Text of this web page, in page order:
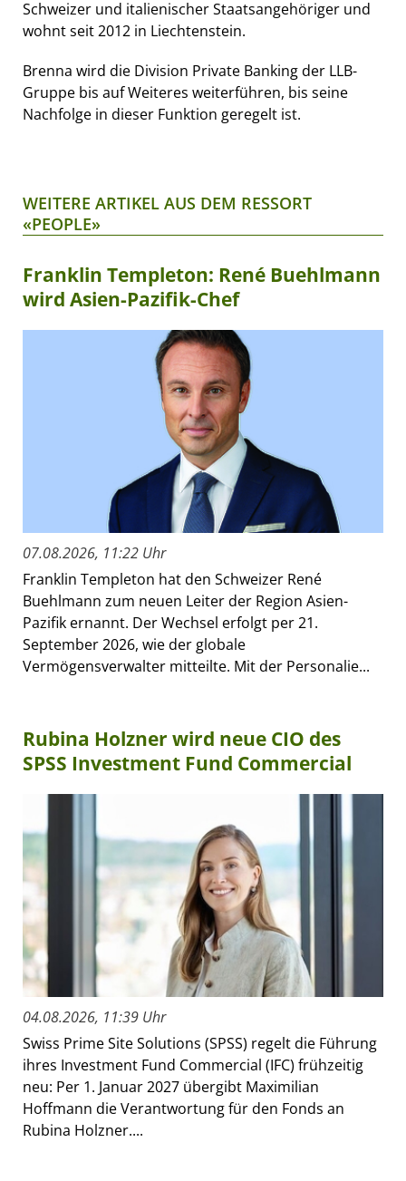
Schweizer und italienischer Staatsangehöriger und
wohnt seit 2012 in Liechtenstein.
Brenna wird die Division Private Banking der LLB-
Gruppe bis auf Weiteres weiterführen, bis seine
Nachfolge in dieser Funktion geregelt ist.
WEITERE ARTIKEL AUS DEM RESSORT
«PEOPLE»
Franklin Templeton: René Buehlmann
wird Asien-Pazifik-Chef
07.08.2026, 11:22 Uhr
Franklin Templeton hat den Schweizer René
Buehlmann zum neuen Leiter der Region Asien-
Pazifik ernannt. Der Wechsel erfolgt per 21.
September 2026, wie der globale
Vermögensverwalter mitteilte. Mit der Personalie...
Rubina Holzner wird neue CIO des
SPSS Investment Fund Commercial
04.08.2026, 11:39 Uhr
Swiss Prime Site Solutions (SPSS) regelt die Führung
ihres Investment Fund Commercial (IFC) frühzeitig
neu: Per 1. Januar 2027 übergibt Maximilian
Hoffmann die Verantwortung für den Fonds an
Rubina Holzner....